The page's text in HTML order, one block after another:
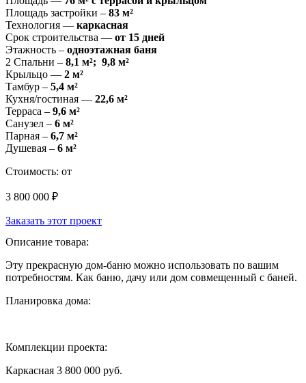
Площадь застройки – 83 м²
Технология — каркасная
Срок строительства — от 15 дней
Этажность – одноэтажная баня
2 Спальни – 8,1 м²; 9,8 м²
Крыльцо — 2 м²
Тамбур – 5,4 м²
Кухня/гостиная — 22,6 м²
Терраса – 9,6 м²
Санузел – 6 м²
Парная – 6,7 м²
Душевая – 6 м²
Стоимость: от
3 800 000 ₽
Заказать этот проект
Описание товара:
Эту прекрасную дом-баню можно использовать по вашим
потребностям. Как баню, дачу или дом совмещенный с баней.
Планировка дома:
Комплекции проекта:
Каркасная 3 800 000 руб.